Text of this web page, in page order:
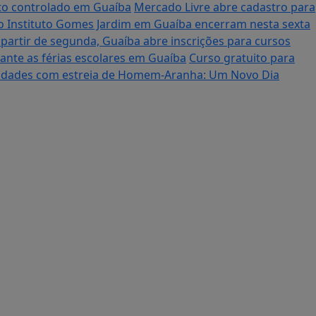
controlado em Guaíba Mercado Livre abre cadastro para
Gomes Jardim em Guaíba encerram nesta sexta
de segunda, Guaíba abre inscrições para cursos
as férias escolares em Guaíba Curso gratuito para
com estreia de Homem-Aranha: Um Novo Dia